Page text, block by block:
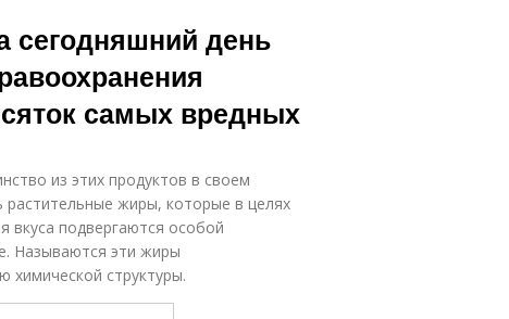
сегодняшний день
самых вредных
из этих продуктов в своем
жиры, которые в целях
вкуса подвергаются особой
Называются эти жиры
химической структуры.